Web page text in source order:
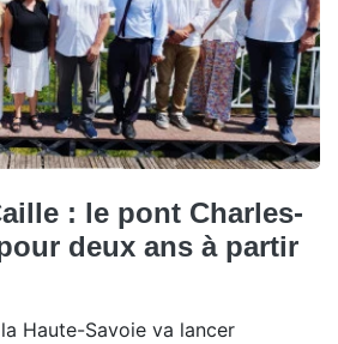
: le pont Charles-
deux ans à partir
Haute-Savoie va lancer